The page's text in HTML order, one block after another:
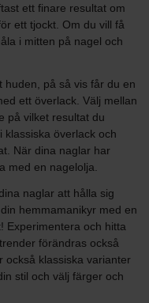
ett finare resultat om
ett tjockt. Om du vill få
i mitten på nagel och
huden, på så vis får du en
ett överlack. Välj mellan
på vilket resultat du
överlack och
När dina naglar har
med en nagelolja.
naglar att hålla sig
hemmamanikyr med en
Experimentera och hitta
förändras också
också klassiska varianter
stil och välj färger och